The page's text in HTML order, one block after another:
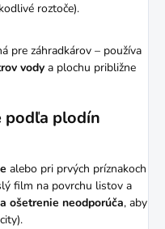
roztoče).
pre záhradkárov – používa
vody a plochu približne
podľa plodín
alebo pri prvých príznakoch
film na povrchu listov a
ošetrenie neodporúča, aby